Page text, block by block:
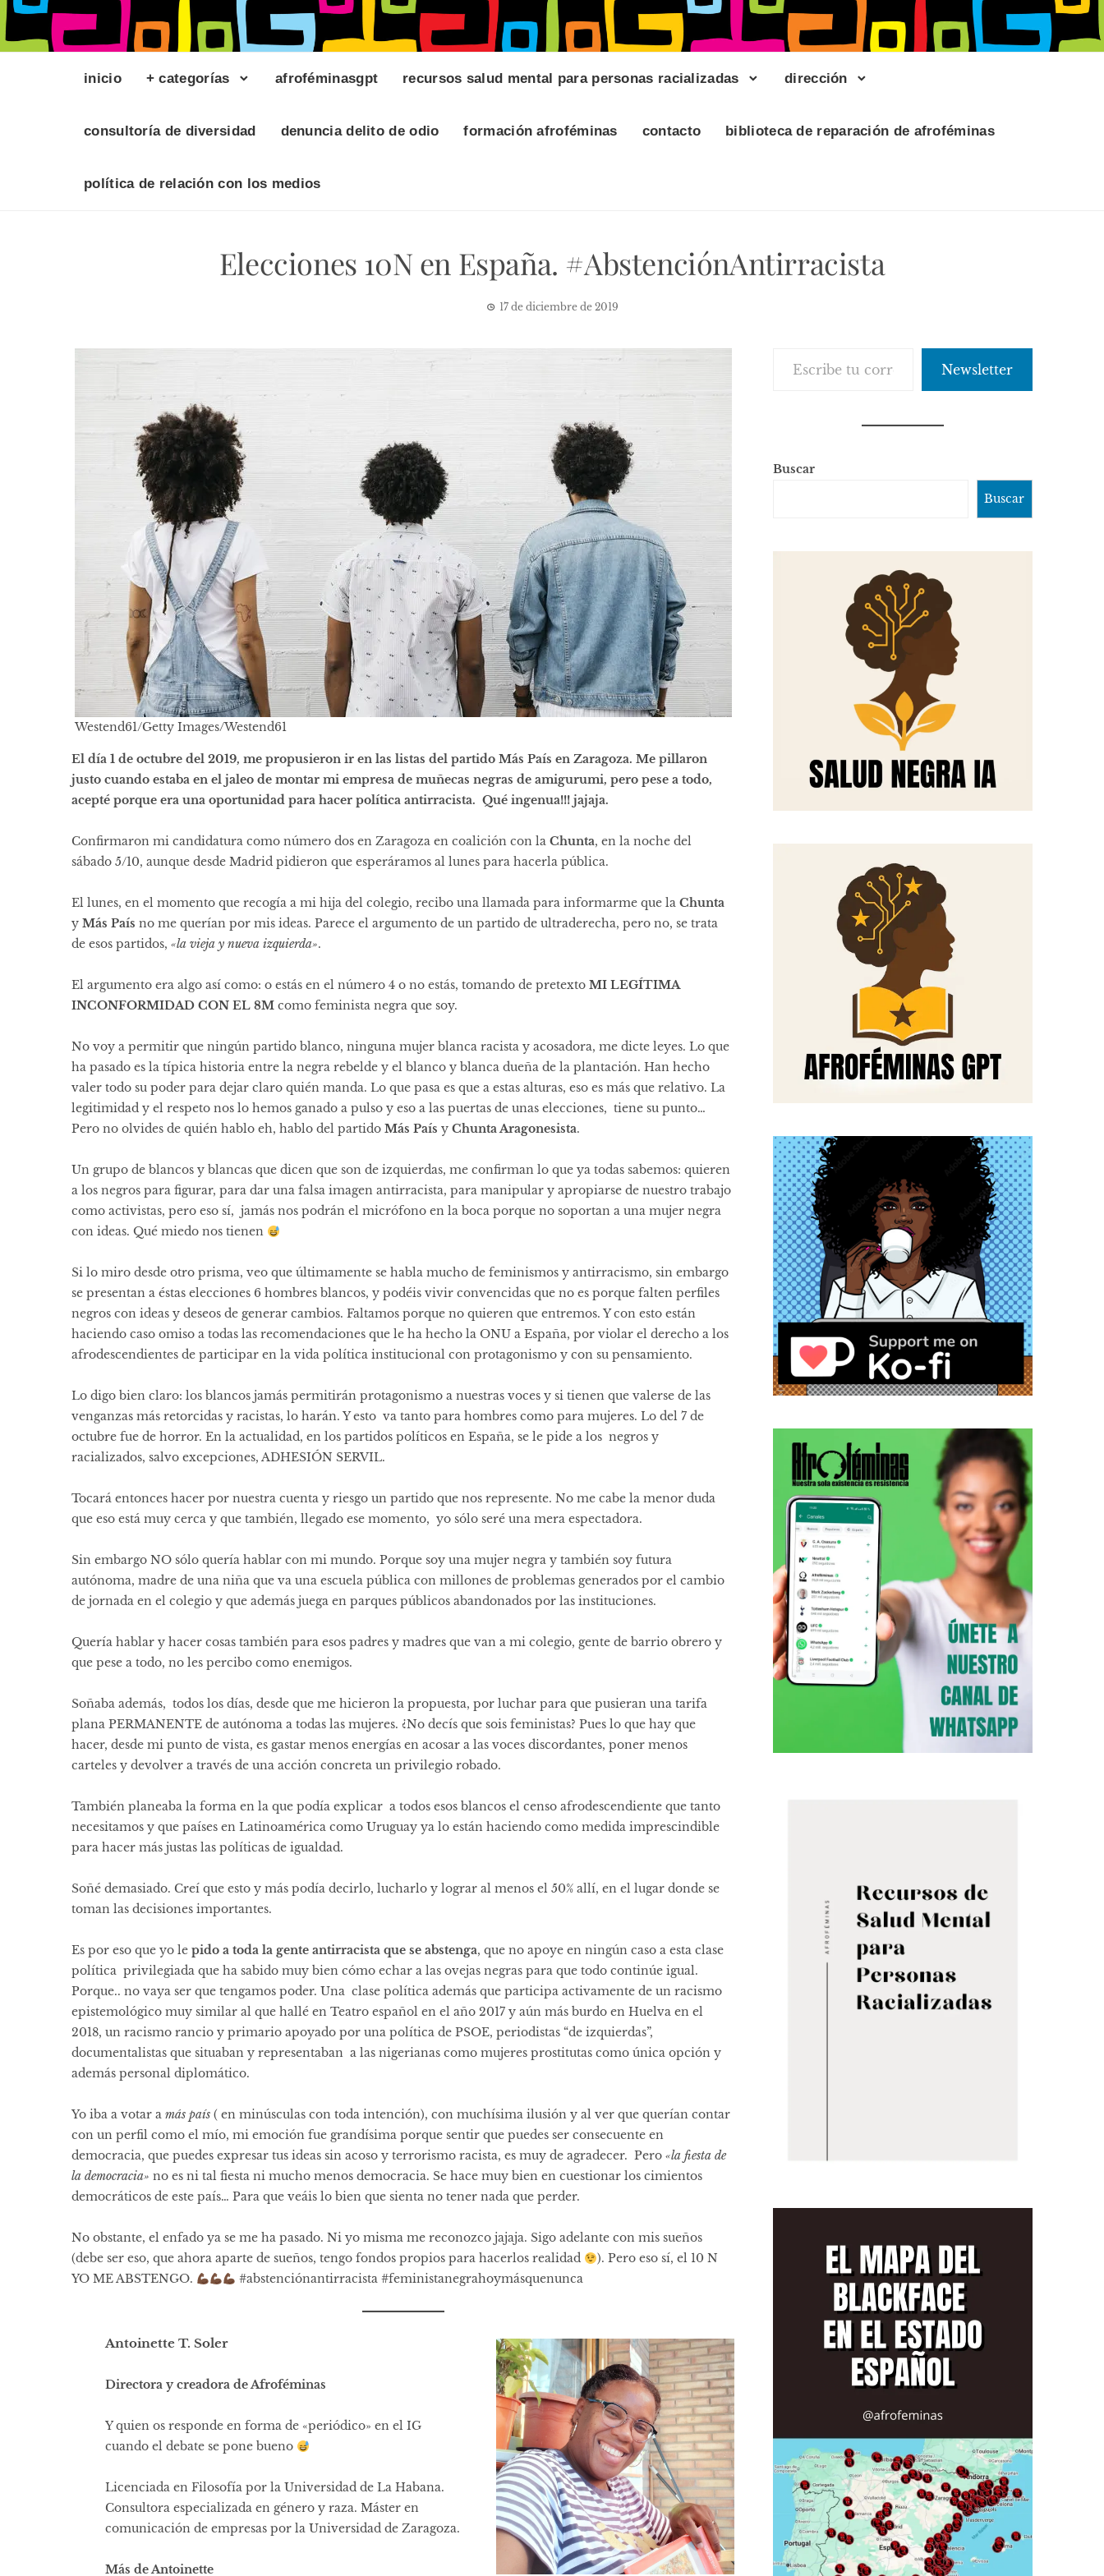
inicio + categorías afroféminasgpt recursos salud mental para personas racializadas dirección
consultoría de diversidad denuncia delito de odio formación afroféminas contacto biblioteca de reparación de afroféminas
política de relación con los medios
Elecciones 10N en España. #AbstenciónAntirracista
17 de diciembre de 2019
Westend61/Getty Images/Westend61
El día 1 de octubre del 2019, me propusieron ir en las listas del partido Más País en Zaragoza. Me pillaron
justo cuando estaba en el jaleo de montar mi empresa de muñecas negras de amigurumi, pero pese a todo,
acepté porque era una oportunidad para hacer política antirracista. Qué ingenua!!! jajaja.
Confirmaron mi candidatura como número dos en Zaragoza en coalición con la Chunta, en la noche del
sábado 5/10, aunque desde Madrid pidieron que esperáramos al lunes para hacerla pública.
El lunes, en el momento que recogía a mi hija del colegio, recibo una llamada para informarme que la Chunta
y Más País no me querían por mis ideas. Parece el argumento de un partido de ultraderecha, pero no, se trata
de esos partidos, «la vieja y nueva izquierda».
El argumento era algo así como: o estás en el número 4 o no estás, tomando de pretexto MI LEGÍTIMA
INCONFORMIDAD CON EL 8M como feminista negra que soy.
No voy a permitir que ningún partido blanco, ninguna mujer blanca racista y acosadora, me dicte leyes. Lo que
ha pasado es la típica historia entre la negra rebelde y el blanco y blanca dueña de la plantación. Han hecho
valer todo su poder para dejar claro quién manda. Lo que pasa es que a estas alturas, eso es más que relativo. La
legitimidad y el respeto nos lo hemos ganado a pulso y eso a las puertas de unas elecciones, tiene su punto…
Pero no olvides de quién hablo eh, hablo del partido Más País y Chunta Aragonesista.
Un grupo de blancos y blancas que dicen que son de izquierdas, me confirman lo que ya todas sabemos: quieren
a los negros para figurar, para dar una falsa imagen antirracista, para manipular y apropiarse de nuestro trabajo
como activistas, pero eso sí, jamás nos podrán el micrófono en la boca porque no soportan a una mujer negra
con ideas. Qué miedo nos tienen
Si lo miro desde otro prisma, veo que últimamente se habla mucho de feminismos y antirracismo, sin embargo
se presentan a éstas elecciones 6 hombres blancos, y podéis vivir convencidas que no es porque falten perfiles
negros con ideas y deseos de generar cambios. Faltamos porque no quieren que entremos. Y con esto están
haciendo caso omiso a todas las recomendaciones que le ha hecho la ONU a España, por violar el derecho a los
afrodescendientes de participar en la vida política institucional con protagonismo y con su pensamiento.
Lo digo bien claro: los blancos jamás permitirán protagonismo a nuestras voces y si tienen que valerse de las
venganzas más retorcidas y racistas, lo harán. Y esto va tanto para hombres como para mujeres. Lo del 7 de
octubre fue de horror. En la actualidad, en los partidos políticos en España, se le pide a los negros y
racializados, salvo excepciones, ADHESIÓN SERVIL.
Tocará entonces hacer por nuestra cuenta y riesgo un partido que nos represente. No me cabe la menor duda
que eso está muy cerca y que también, llegado ese momento, yo sólo seré una mera espectadora.
Sin embargo NO sólo quería hablar con mi mundo. Porque soy una mujer negra y también soy futura
autónoma, madre de una niña que va una escuela pública con millones de problemas generados por el cambio
de jornada en el colegio y que además juega en parques públicos abandonados por las instituciones.
Quería hablar y hacer cosas también para esos padres y madres que van a mi colegio, gente de barrio obrero y
que pese a todo, no les percibo como enemigos.
Soñaba además, todos los días, desde que me hicieron la propuesta, por luchar para que pusieran una tarifa
plana PERMANENTE de autónoma a todas las mujeres. ¿No decís que sois feministas? Pues lo que hay que
hacer, desde mi punto de vista, es gastar menos energías en acosar a las voces discordantes, poner menos
carteles y devolver a través de una acción concreta un privilegio robado.
También planeaba la forma en la que podía explicar a todos esos blancos el censo afrodescendiente que tanto
necesitamos y que países en Latinoamérica como Uruguay ya lo están haciendo como medida imprescindible
para hacer más justas las políticas de igualdad.
Soñé demasiado. Creí que esto y más podía decirlo, lucharlo y lograr al menos el 50% allí, en el lugar donde se
toman las decisiones importantes.
Es por eso que yo le pido a toda la gente antirracista que se abstenga, que no apoye en ningún caso a esta clase
política privilegiada que ha sabido muy bien cómo echar a las ovejas negras para que todo continúe igual.
Porque.. no vaya ser que tengamos poder. Una clase política además que participa activamente de un racismo
epistemológico muy similar al que hallé en Teatro español en el año 2017 y aún más burdo en Huelva en el
2018, un racismo rancio y primario apoyado por una política de PSOE, periodistas “de izquierdas”,
documentalistas que situaban y representaban a las nigerianas como mujeres prostitutas como única opción y
además personal diplomático.
Yo iba a votar a más país ( en minúsculas con toda intención), con muchísima ilusión y al ver que querían contar
con un perfil como el mío, mi emoción fue grandísima porque sentir que puedes ser consecuente en
democracia, que puedes expresar tus ideas sin acoso y terrorismo racista, es muy de agradecer. Pero «la fiesta de
la democracia» no es ni tal fiesta ni mucho menos democracia. Se hace muy bien en cuestionar los cimientos
democráticos de este país… Para que veáis lo bien que sienta no tener nada que perder.
No obstante, el enfado ya se me ha pasado. Ni yo misma me reconozco jajaja. Sigo adelante con mis sueños
(debe ser eso, que ahora aparte de sueños, tengo fondos propios para hacerlos realidad
). Pero eso sí, el 10 N
YO ME ABSTENGO.
#abstenciónantirracista #feministanegrahoymásquenunca
Antoinette T. Soler
Directora y creadora de Afroféminas
Y quien os responde en forma de «periódico» en el IG
cuando el debate se pone bueno
Licenciada en Filosofía por la Universidad de La Habana.
Consultora especializada en género y raza. Máster en
comunicación de empresas por la Universidad de Zaragoza.
Más de Antoinette
Newsletter
Buscar
Buscar